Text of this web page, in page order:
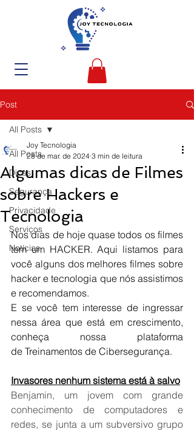
Post
All Posts
Dicas
Segurança
Privacidade
Serviços
Notícias
All Posts
Algumas dicas de Filmes
sobre Hackers e
Tecnologia
Joy Tecnologia
28 de mar. de 2024 3 min de leitura
Nos dias de hoje quase todos os filmes
tem um HACKER. Aqui listamos para
você alguns dos melhores filmes sobre
hacker e tecnologia que nós assistimos
e recomendamos.
E se você tem interesse de ingressar
nessa área que está em crescimento,
conheça nossa plataforma
de Treinamentos de Cibersegurança.
Invasores nenhum sistema está à salvo
Benjamin, um jovem com grande
conhecimento de computadores e
redes, se junta a um subversivo grupo